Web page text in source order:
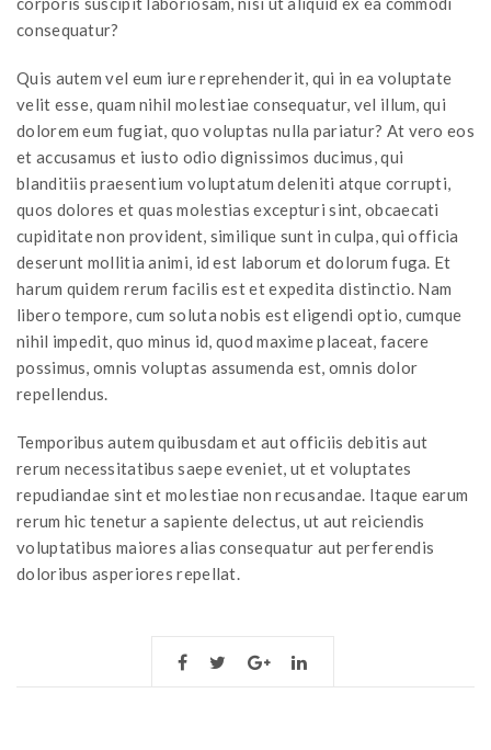
consequatur?
Quis autem vel eum iure reprehenderit, qui in ea voluptate
velit esse, quam nihil molestiae consequatur, vel illum, qui
dolorem eum fugiat, quo voluptas nulla pariatur? At vero eos
et accusamus et iusto odio dignissimos ducimus, qui
blanditiis praesentium voluptatum deleniti atque corrupti,
quos dolores et quas molestias excepturi sint, obcaecati
cupiditate non provident, similique sunt in culpa, qui officia
deserunt mollitia animi, id est laborum et dolorum fuga. Et
harum quidem rerum facilis est et expedita distinctio. Nam
libero tempore, cum soluta nobis est eligendi optio, cumque
nihil impedit, quo minus id, quod maxime placeat, facere
possimus, omnis voluptas assumenda est, omnis dolor
repellendus.
Temporibus autem quibusdam et aut officiis debitis aut
rerum necessitatibus saepe eveniet, ut et voluptates
repudiandae sint et molestiae non recusandae. Itaque earum
rerum hic tenetur a sapiente delectus, ut aut reiciendis
voluptatibus maiores alias consequatur aut perferendis
doloribus asperiores repellat.